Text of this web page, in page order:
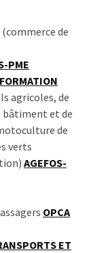
de
PME
agricoles, de
bâtiment et de
de
verts
AGEFOS-
OPCA
ET